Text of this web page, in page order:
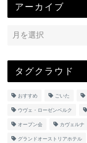
アーカイブ
タグクラウド
おすすめ ごいた
ウヴェ・ローゼンベルク
オープン会 カヴェルナ
グランドオーストリアホテル